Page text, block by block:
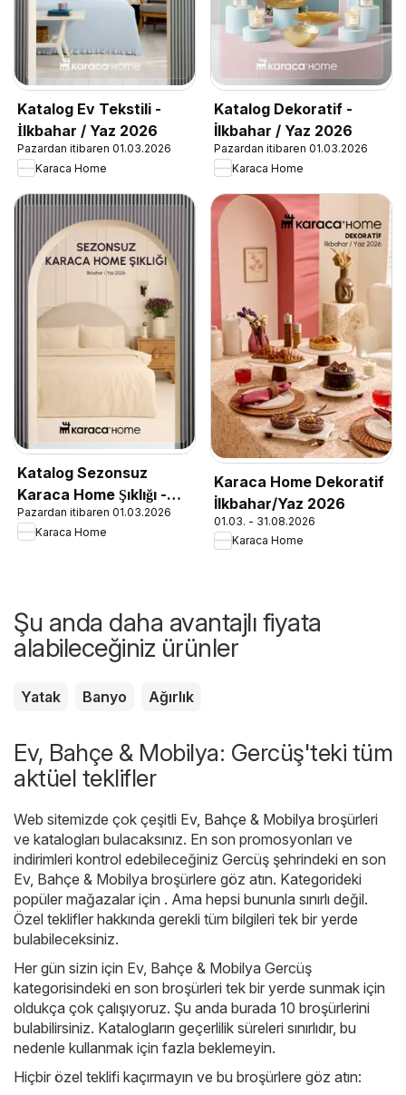
Katalog Ev Tekstili -
İlkbahar / Yaz 2026
Pazardan itibaren 01.03.2026
Karaca Home
Katalog Dekoratif -
İlkbahar / Yaz 2026
Pazardan itibaren 01.03.2026
Karaca Home
Katalog Sezonsuz
Karaca Home Şıklığı -
İlkbahar / Yaz 2026
Pazardan itibaren 01.03.2026
Karaca Home
Karaca Home Dekoratif
İlkbahar/Yaz 2026
01.03. - 31.08.2026
Karaca Home
Şu anda daha avantajlı fiyata
alabileceğiniz ürünler
Yatak Banyo Ağırlık
Ev, Bahçe & Mobilya: Gercüş'teki tüm
aktüel teklifler
Web sitemizde çok çeşitli Ev, Bahçe & Mobilya broşürleri
ve katalogları bulacaksınız. En son promosyonları ve
indirimleri kontrol edebileceğiniz Gercüş şehrindeki en son
Ev, Bahçe & Mobilya broşürlere göz atın. Kategorideki
popüler mağazalar için . Ama hepsi bununla sınırlı değil.
Özel teklifler hakkında gerekli tüm bilgileri tek bir yerde
bulabileceksiniz.
Her gün sizin için Ev, Bahçe & Mobilya Gercüş
kategorisindeki en son broşürleri tek bir yerde sunmak için
oldukça çok çalışıyoruz. Şu anda burada 10 broşürlerini
bulabilirsiniz. Katalogların geçerlilik süreleri sınırlıdır, bu
nedenle kullanmak için fazla beklemeyin.
Hiçbir özel teklifi kaçırmayın ve bu broşürlere göz atın: